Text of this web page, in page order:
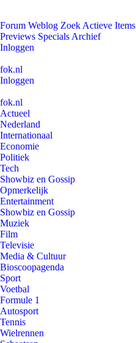
Forum Weblog Zoek Actieve Items
Previews Specials Archief
Inloggen
fok.nl
Inloggen
fok.nl
Actueel
Nederland
Internationaal
Economie
Politiek
Tech
Showbiz en Gossip
Opmerkelijk
Entertainment
Showbiz en Gossip
Muziek
Film
Televisie
Media & Cultuur
Bioscoopagenda
Sport
Voetbal
Formule 1
Autosport
Tennis
Wielrennen